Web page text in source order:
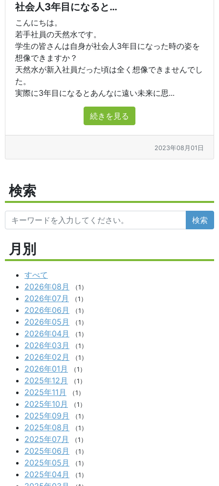
社会人3年目になると…
こんにちは。
若手社員の天然水です。
学生の皆さんは自身が社会人3年目になった時の姿を
想像できますか？
天然水が新入社員だった頃は全く想像できませんでし
た。
実際に3年目になるとあんなに遠い未来に思...
続きを見る
2023年08月01日
検索
検索
月別
すべて
2026年08月
（1）
2026年07月 （1）
2026年06月 （1）
2026年05月 （1）
2026年04月 （1）
2026年03月 （1）
2026年02月 （1）
2026年01月 （1）
2025年12月 （1）
2025年11月 （1）
2025年10月 （1）
2025年09月 （1）
2025年08月 （1）
2025年07月 （1）
2025年06月 （1）
2025年05月 （1）
2025年04月 （1）